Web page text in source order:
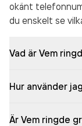
okänt
du enskelt se
Vad är Vem
Hur använder
Är Vem ringde